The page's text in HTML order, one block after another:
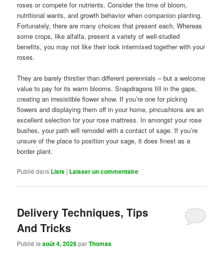
roses or compete for nutrients. Consider the time of bloom,
nutritional wants, and growth behavior when companion planting.
Fortunately, there are many choices that present each. Whereas
some crops, like alfalfa, present a variety of well-studied
benefits, you may not like their look intermixed together with your
roses.
They are barely thirstier than different perennials – but a welcome
value to pay for its warm blooms. Snapdragons fill in the gaps,
creating an irresistible flower show. If you’re one for picking
flowers and displaying them off in your home, pincushions are an
excellent selection for your rose mattress. In amongst your rose
bushes, your path will remodel with a contact of sage. If you’re
unsure of the place to position your sage, it does finest as a
border plant.
Publié dans Lists | Laisser un commentaire
Delivery Techniques, Tips
And Tricks
Publié leaoût 4, 2026parThomas